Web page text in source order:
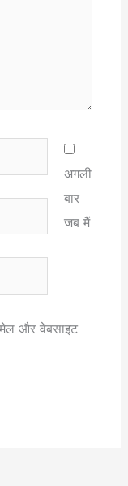
अगली
बार
जब मैं
और वेबसाइट